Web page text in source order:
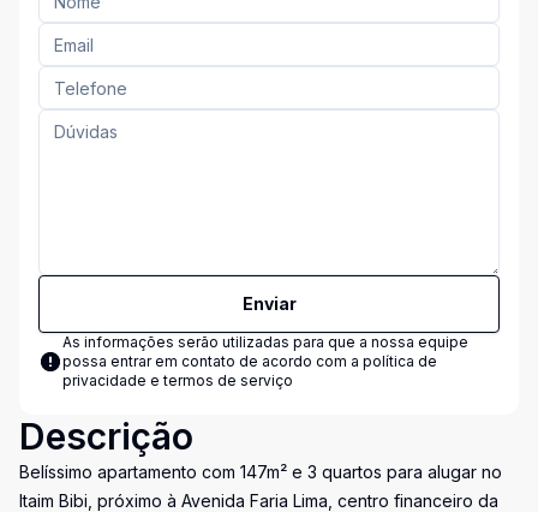
Enviar
As informações serão utilizadas para que a nossa equipe
possa entrar em contato de acordo com a política de
privacidade e termos de serviço
Descrição
Belíssimo apartamento com 147m² e 3 quartos para alugar no
Itaim Bibi, próximo à Avenida Faria Lima, centro financeiro da